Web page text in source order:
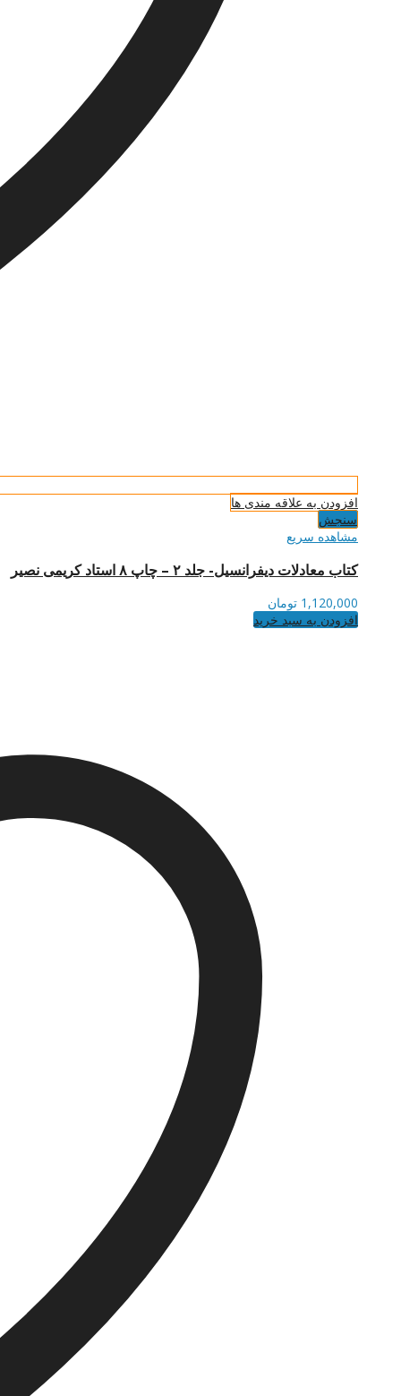
افزودن به علاقه مندی ها
سنجش
مشاهده سریع
کتاب معادلات دیفرانسیل- جلد ۲ – چاپ ۸ استاد کریمی نصیر
1,120,000 تومان
افزودن به سبد خرید